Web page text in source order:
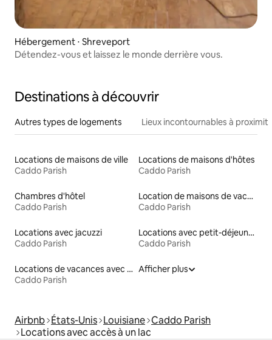
Hébergement ⋅ Shreveport
Détendez-vous et laissez le monde derrière vous.
Destinations à découvrir
Autres types de logements Lieux incontournables à
Locations de maisons de ville
Caddo Parish
Locations de maisons d'hôtes
Caddo Parish
Chambres d'hôtel
Caddo Parish
Location de maisons de vacances
Caddo Parish
Locations avec jacuzzi
Caddo Parish
Locations avec petit-déjeuner
Caddo Parish
Locations de vacances avec piscine
Caddo Parish
Afficher plus
Airbnb États-Unis Louisiane Caddo Parish
Locations avec accès à un lac